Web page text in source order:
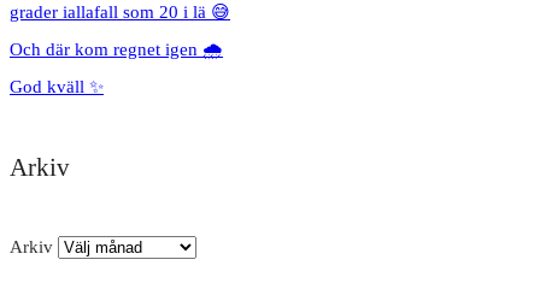
grader iallafall som 20 i lä 😅
Och där kom regnet igen 🌧️
God kväll ✨
Arkiv
Arkiv